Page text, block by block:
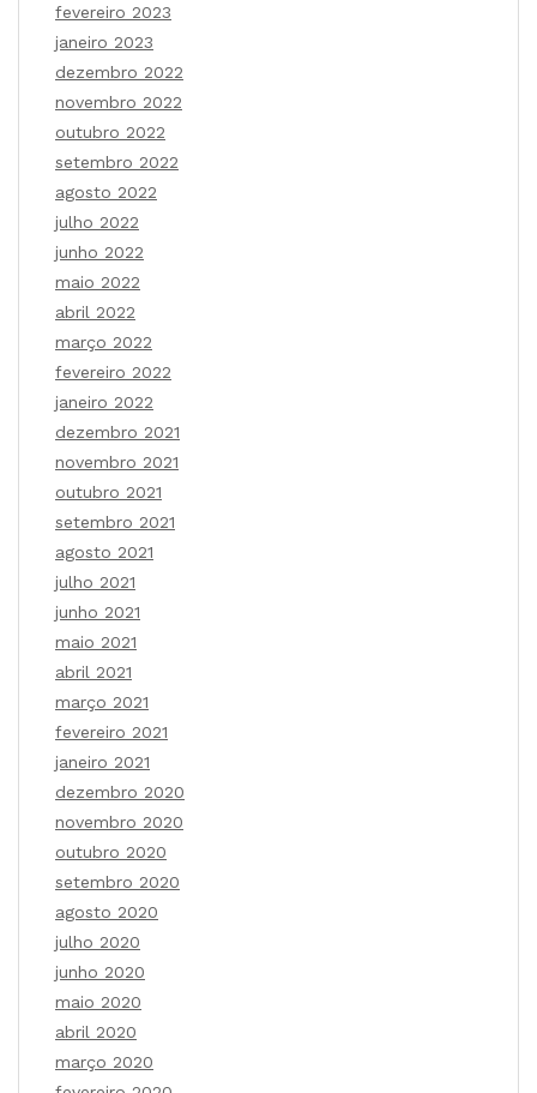
fevereiro 2023
janeiro 2023
dezembro 2022
novembro 2022
outubro 2022
setembro 2022
agosto 2022
julho 2022
junho 2022
maio 2022
abril 2022
março 2022
fevereiro 2022
janeiro 2022
dezembro 2021
novembro 2021
outubro 2021
setembro 2021
agosto 2021
julho 2021
junho 2021
maio 2021
abril 2021
março 2021
fevereiro 2021
janeiro 2021
dezembro 2020
novembro 2020
outubro 2020
setembro 2020
agosto 2020
julho 2020
junho 2020
maio 2020
abril 2020
março 2020